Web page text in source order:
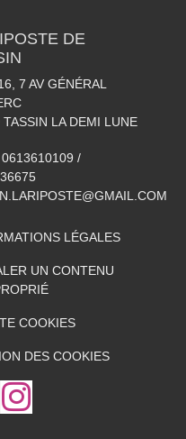
DE
7 AV GÉNÉRAL
TASSIN LA DEMI LUNE
0613610109 /
LÉGALES
UN CONTENU
COOKIES
DES COOKIES